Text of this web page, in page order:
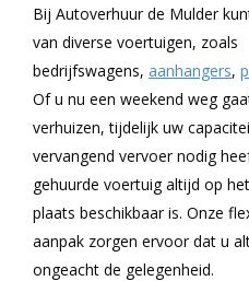
Bij Autoverhuur de Mulder
van diverse voertuigen, zoals
bedrijfswagens, aanhangers,
Of u nu een weekend weg
verhuizen, tijdelijk uw
vervangend vervoer nodig
gehuurde voertuig altijd op
plaats beschikbaar is. Onze
aanpak zorgen ervoor dat u
ongeacht de gelegenheid.